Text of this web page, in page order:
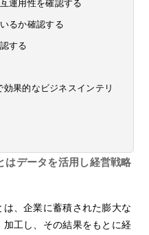
運用性を確認する
るか確認する
する
果的なビジネスインテリ
はデータを活用し経営戦略
は、企業に蓄積された膨大な
工し、その結果をもとに経